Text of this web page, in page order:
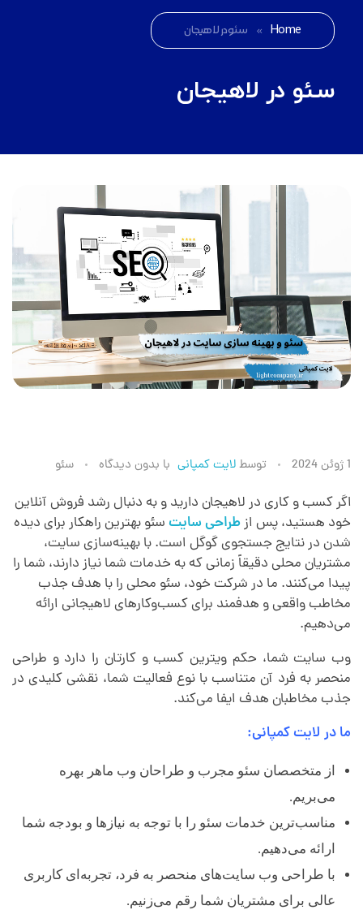
Home
» سئو در لاهیجان
سئو در لاهیجان
س
ئ
و
د
ر
ل
ا
ه
ی
ج
1 ژوئن 2024 توسطلایت کمپانی با بدون دیدگاه سئو
اگر کسب ‌و کاری در لاهیجان دارید و به دنبال رشد فروش آنلاین
خود هستید، پس ازطراحی سایتسئو بهترین راهکار برای دیده
شدن در نتایج جستجوی گوگل است. با بهینه‌سازی سایت،
مشتریان محلی دقیقاً زمانی که به خدمات شما نیاز دارند، شما را
پیدا می‌کنند. ما در شرکت خود، سئو محلی را با هدف جذب
مخاطب واقعی و هدفمند برای کسب‌وکارهای لاهیجانی ارائه
می‌دهیم.
وب سایت شما، حکم ویترین کسب و کارتان را دارد و طراحی
منحصر به فرد آن متناسب با نوع فعالیت شما، نقشی کلیدی در
جذب مخاطبان هدف ایفا می‌کند.
ما در لایت کمپانی:
از متخصصان سئو مجرب و طراحان وب ماهر بهره
می‌بریم.
مناسب‌ترین خدمات سئو را با توجه به نیازها و بودجه شما
ارائه می‌دهیم.
با طراحی وب سایت‌های منحصر به فرد، تجربه‌ای کاربری
عالی برای مشتریان شما رقم می‌زنیم.